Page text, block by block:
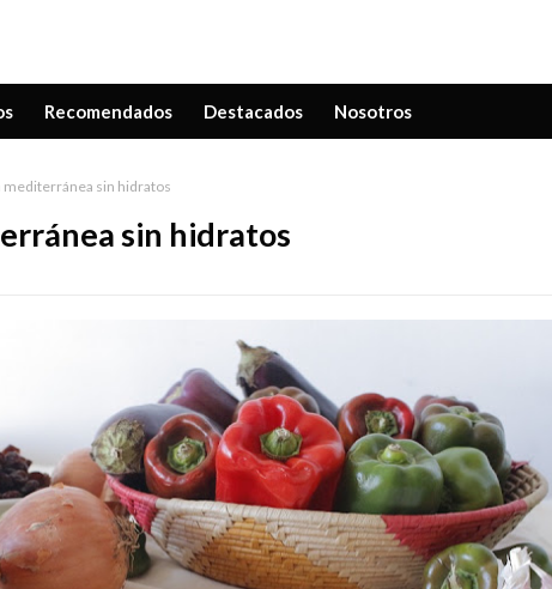
Recomendados Destacados Nosotros
mediterránea sin hidratos
sin hidratos